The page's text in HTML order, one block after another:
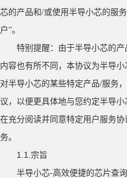
芯的产品和/或使用半导小芯的服
户”。
特别提醒：由于半导小芯的
内容也有所不同，本协议为半导
对半导小芯的某些特定产品/服务
议，以便更具体地与您约定半导
在充分阅读并同意特定用户服务
务。
1.1. 宗旨
半导小芯-高效便捷的芯片查